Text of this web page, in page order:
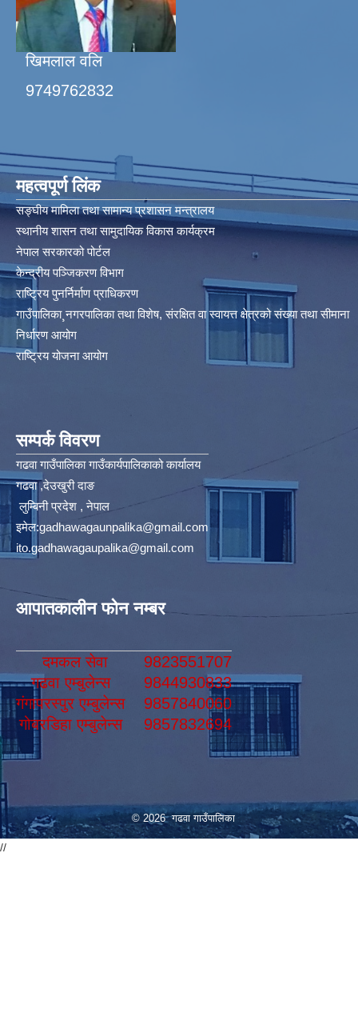
खिमलाल वलि
9749762832
महत्वपूर्ण लिंक
सङ्घीय मामिला तथा सामान्य प्रशासन मन्त्रालय
स्थानीय शासन तथा सामुदायिक विकास कार्यक्रम
नेपाल सरकारको पोर्टल
केन्द्रीय पञ्जिकरण विभाग
राष्ट्रिय पुनर्निर्माण प्राधिकरण
गाउँपालिका¸नगरपालिका तथा विशेष, संरक्षित वा स्वायत्त क्षेत्रको संख्या तथा सीमाना
निर्धारण आयोग​
राष्ट्रिय योजना आयोग
सम्पर्क विवरण
गढवा गाउँपालिका गाउँकार्यपालिकाको कार्यालय
गढवा ,देउखुरी दाङ
लुम्बिनी प्रदेश , नेपाल
इमेल:gadhawagaunpalika@gmail.com
ito.gadhawagaupalika@gmail.com
आपातकालीन फोन नम्बर
दमकल सेवा
9823551707
गढवा एम्बुलेन्स
9844930833
गंगापरस्पुर एम्बुलेन्स
9857840060
गोबरडिहा एम्बुलेन्स
9857832694
© 2026 गढवा गाउँपालिका
//